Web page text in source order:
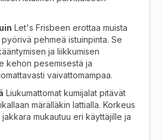
Let's Frisbeen erottaa muista
pehmeä istuinpinta. Se
ja liikkumisen
kehon pesemisestä ja
vaivattomampaa.
Liukumattomat kumijalat pitävät
märälläkin lattialla. Korkeus
mukautuu eri käyttäjille ja